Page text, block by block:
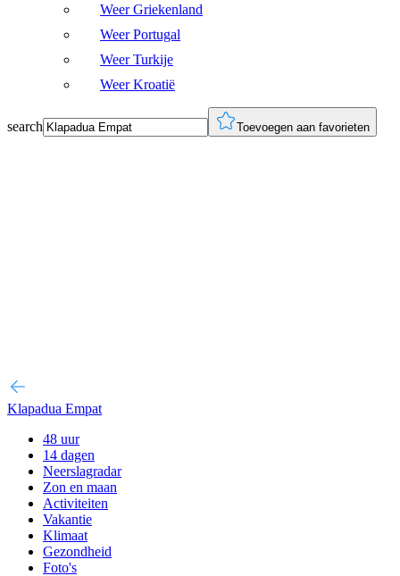
Weer Griekenland
Weer Portugal
Weer Turkije
Weer Kroatië
search Toevoegen aan favorieten
Klapadua Empat
48 uur
14 dagen
Neerslagradar
Zon en maan
Activiteiten
Vakantie
Klimaat
Gezondheid
Foto's